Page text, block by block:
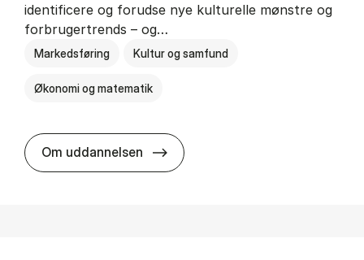
identificere og forudse nye kulturelle mønstre og
forbrugertrends – og…
Markedsføring Kultur og samfund
Økonomi og matematik
Om uddannelsen HA i mar­keds- og kul­tu­r­a­na­ly­se